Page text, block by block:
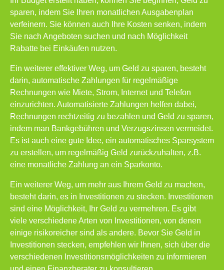
sparen, indem Sie Ihren monatlichen Ausgabenplan
verfeinern. Sie können auch Ihre Kosten senken, indem
Sie nach Angeboten suchen und nach Möglichkeit
Rabatte bei Einkäufen nutzen.
Ein weiterer effektiver Weg, um Geld zu sparen, besteht
darin, automatische Zahlungen für regelmäßige
Rechnungen wie Miete, Strom, Internet und Telefon
einzurichten. Automatisierte Zahlungen helfen dabei,
Rechnungen rechtzeitig zu bezahlen und Geld zu sparen,
indem man Bankgebühren und Verzugszinsen vermeidet.
Es ist auch eine gute Idee, ein automatisches Sparsystem
zu erstellen, um regelmäßig Geld zurückzuhalten, z.B.
eine monatliche Zahlung an ein Sparkonto.
Ein weiterer Weg, um mehr aus Ihrem Geld zu machen,
besteht darin, es in Investitionen zu stecken. Investitionen
sind eine Möglichkeit, Ihr Geld zu vermehren. Es gibt
viele verschiedene Arten von Investitionen, von denen
einige risikoreicher sind als andere. Bevor Sie Geld in
Investitionen stecken, empfehlen wir Ihnen, sich über die
verschiedenen Investitionsmöglichkeiten zu informieren